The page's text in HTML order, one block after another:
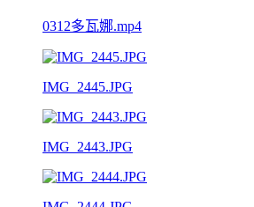
0312多瓦娜.mp4
IMG_2445.JPG
IMG_2443.JPG